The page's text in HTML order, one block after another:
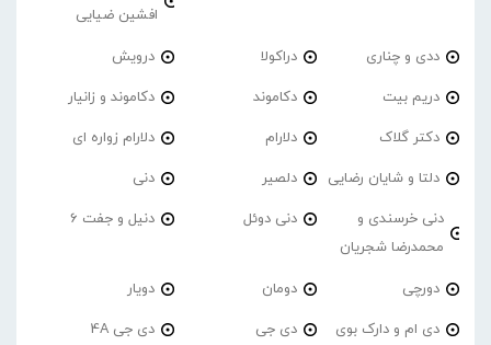
افشین ضیایی
ددی و چناری دراکولا درویش
دریم بیت دکاموند دکاموند و زانیار
دکتر گلاک دلارام دلارام زواره ای
دلتا و شایان رضایی دلصیر دنی
دنی خرسندی و
محمدرضا شجریان
دنی دوئل دنیل و جفت 6
دورچی دومان دویار
دی ام و دارک بوی دی جی دی جی 4A